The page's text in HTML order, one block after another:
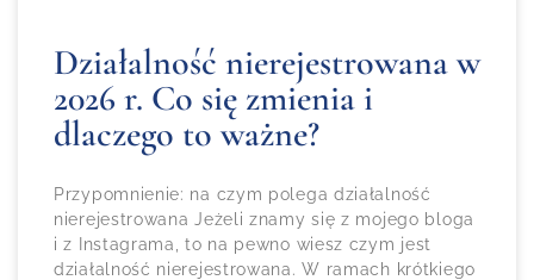
Działalność nierejestrowana w
2026 r. Co się zmienia i
dlaczego to ważne?
Przypomnienie: na czym polega działalność
nierejestrowana Jeżeli znamy się z mojego bloga
i z Instagrama, to na pewno wiesz czym jest
działalność nierejestrowana. W ramach krótkiego